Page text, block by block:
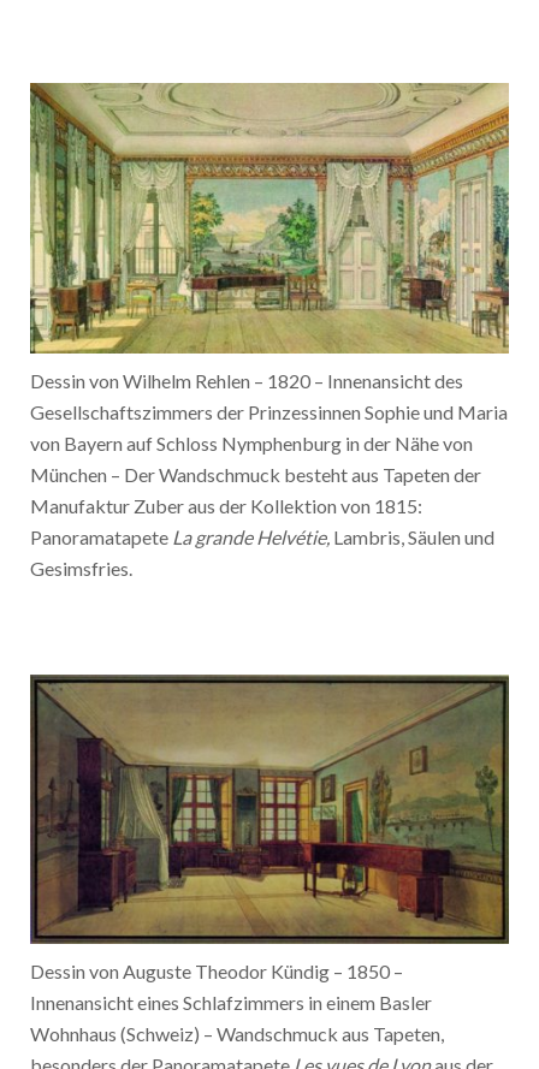
Dessin von Wilhelm Rehlen – 1820 – Innenansicht des
Gesellschaftszimmers der Prinzessinnen Sophie und Maria
von Bayern auf Schloss Nymphenburg in der Nähe von
München – Der Wandschmuck besteht aus Tapeten der
Manufaktur Zuber aus der Kollektion von 1815:
Panoramatapete La grande Helvétie, Lambris, Säulen und
Gesimsfries.
Dessin von Auguste Theodor Kündig – 1850 –
Innenansicht eines Schlafzimmers in einem Basler
Wohnhaus (Schweiz) – Wandschmuck aus Tapeten,